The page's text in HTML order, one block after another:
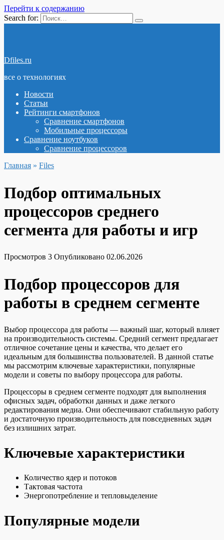
Перейти к содержанию
Search for:
Dfiles.ru
все о технологиях
Новости
Статьи
Рейтинги смартфонов
Сравнение смартфонов
Мобильные процессоры
Сравнение ноутбуков
Сравнение процессоров
Главная » Files
Подбор оптимальных
процессоров среднего
сегмента для работы и игр
Просмотров 3 Опубликовано 02.06.2026
Подбор процессоров для
работы в среднем сегменте
Выбор процессора для работы — важный шаг, который влияет
на производительность системы. Средний сегмент предлагает
отличное сочетание цены и качества, что делает его
идеальным для большинства пользователей. В данной статье
мы рассмотрим ключевые характеристики, популярные
модели и советы по выбору процессора для работы.
Процессоры в среднем сегменте подходят для выполнения
офисных задач, обработки данных и даже легкого
редактирования медиа. Они обеспечивают стабильную работу
и достаточную производительность для повседневных задач
без излишних затрат.
Ключевые характеристики
Количество ядер и потоков
Тактовая частота
Энергопотребление и тепловыделение
Популярные модели